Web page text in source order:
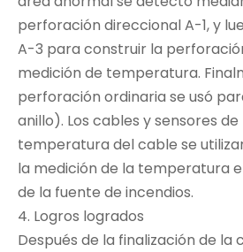
perforación direccional A-1, y
A-3 para construir la
medición de temperatura.
perforación ordinaria se usó
anillo). Los cables y sensores
temperatura del cable se
la medición de la temperatura
de la fuente de incendios.
4. Logros logrados
Después de la finalización de la